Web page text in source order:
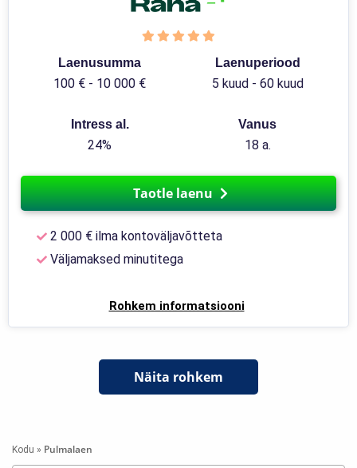
Laenusumma
100 € - 10 000 €
Laenuperiood
5 kuud - 60 kuud
Intress al.
24%
Vanus
18 a.
Taotle laenu
2 000 € ilma kontoväljavõtteta
Väljamaksed minutitega
Rohkem informatsiooni
Näita rohkem
Kodu » Pulmalaen